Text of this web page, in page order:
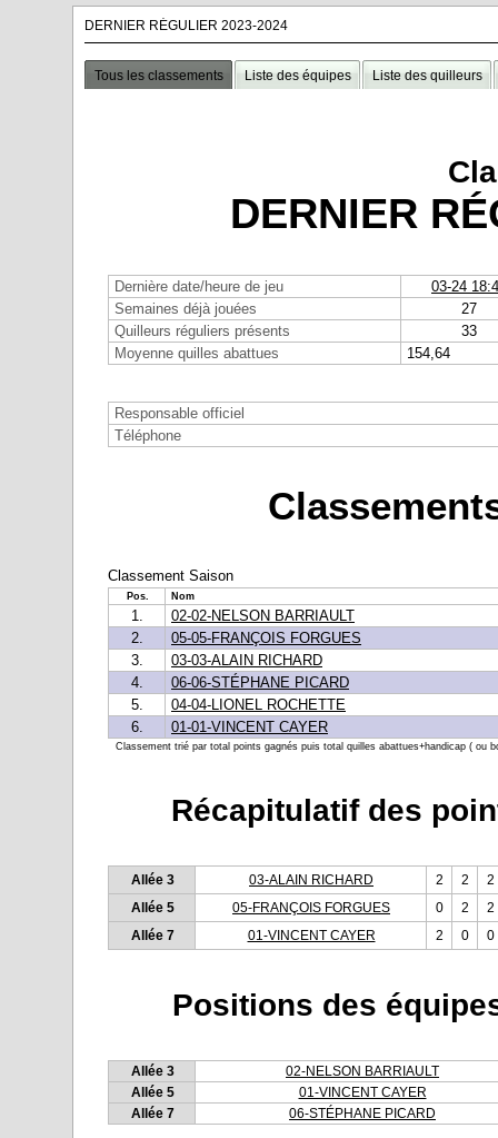
DERNIER RÉGULIER 2023-2024
Tous les classements Liste des équipes Liste des quilleurs
DERNIER
Dernière date/heure de jeu
03-24
Semaines déjà jouées
27
Quilleurs réguliers présents
33
Moyenne quilles abattues
154,64
Responsable officiel
Téléphone
Classement Saison
Pos. Nom
1.
02-02-NELSON BARRIAULT
2.
05-05-FRANÇOIS FORGUES
3.
03-03-ALAIN RICHARD
4.
06-06-STÉPHANE PICARD
5.
04-04-LIONEL ROCHETTE
6.
01-01-VINCENT CAYER
Classement trié par total points gagnés puis total quilles abattues+handicap ( ou
Récapitulatif des
Allée 3 03-ALAIN RICHARD 2 2
2
Allée 5
05-FRANÇOIS FORGUES 0 2
2
Allée 7
01-VINCENT CAYER 2 0 0
Positions des
Allée 3
02-NELSON BARRIAULT
Allée 5
01-VINCENT CAYER
Allée 7
06-STÉPHANE PICARD